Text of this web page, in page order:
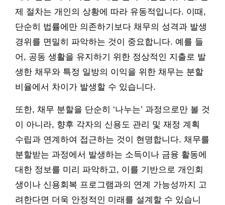
제 절차는 개인의 상황에 따라 유동적입니다. 이때,
단순히 법률에만 의존하기보다 채무의 성격과 발생
경위를 면밀히 파악하는 것이 중요합니다. 예를 들
어, 공동 생활을 유지하기 위한 정상적인 지출로 발
생한 채무와 특정 일방의 이익을 위한 채무는 분할
비율에서 차이가 발생할 수 있습니다.
또한, 채무 분할을 단순히 ‘나누는’ 과정으로만 볼 것
이 아니라, 향후 각자의 신용도 관리 및 재정 계획
수립과 연계하여 접근하는 것이 현명합니다. 채무를
분할받는 과정에서 발생하는 소득이나 금융 활동에
대한 정보를 미리 파악하고, 이를 기반으로 개인회
생이나 신용회복 프로그램과의 연계 가능성까지 고
려한다면 더욱 안정적인 미래를 설계할 수 있습니